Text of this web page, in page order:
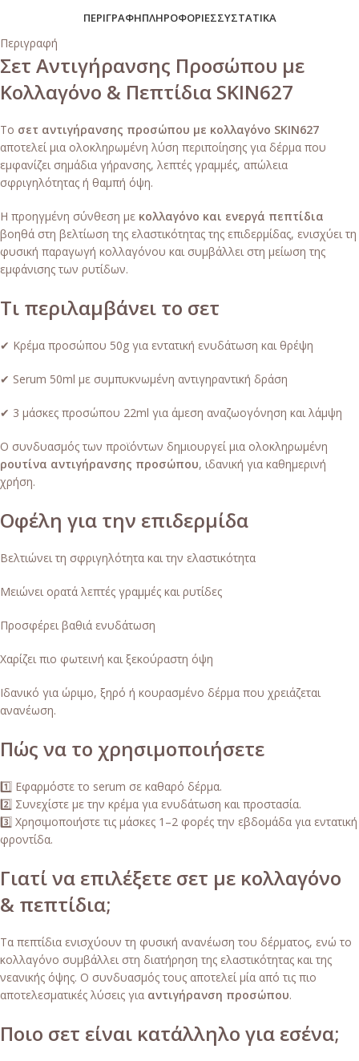
ΠΕΡΙΓΡΑΦΉΠΛΗΡΟΦΟΡΊΕΣΣΥΣΤΑΤΙΚΆ
Περιγραφή
Σετ Αντιγήρανσης Προσώπου με
Κολλαγόνο & Πεπτίδια SKIN627
Το σετ αντιγήρανσης προσώπου με κολλαγόνο SKIN627
αποτελεί μια ολοκληρωμένη λύση περιποίησης για δέρμα που
εμφανίζει σημάδια γήρανσης, λεπτές γραμμές, απώλεια
σφριγηλότητας ή θαμπή όψη.
Η προηγμένη σύνθεση με κολλαγόνο και ενεργά πεπτίδια
βοηθά στη βελτίωση της ελαστικότητας της επιδερμίδας, ενισχύει τη
φυσική παραγωγή κολλαγόνου και συμβάλλει στη μείωση της
εμφάνισης των ρυτίδων.
Τι περιλαμβάνει το σετ
✔ Κρέμα προσώπου 50g για εντατική ενυδάτωση και θρέψη
✔ Serum 50ml με συμπυκνωμένη αντιγηραντική δράση
✔ 3 μάσκες προσώπου 22ml για άμεση αναζωογόνηση και λάμψη
Ο συνδυασμός των προϊόντων δημιουργεί μια ολοκληρωμένη
ρουτίνα αντιγήρανσης προσώπου, ιδανική για καθημερινή
χρήση.
Οφέλη για την επιδερμίδα
Βελτιώνει τη σφριγηλότητα και την ελαστικότητα
Μειώνει ορατά λεπτές γραμμές και ρυτίδες
Προσφέρει βαθιά ενυδάτωση
Χαρίζει πιο φωτεινή και ξεκούραστη όψη
Ιδανικό για ώριμο, ξηρό ή κουρασμένο δέρμα που χρειάζεται
ανανέωση.
Πώς να το χρησιμοποιήσετε
1️⃣ Εφαρμόστε το serum σε καθαρό δέρμα.
2️⃣ Συνεχίστε με την κρέμα για ενυδάτωση και προστασία.
3️⃣ Χρησιμοποιήστε τις μάσκες 1–2 φορές την εβδομάδα για εντατική
φροντίδα.
Γιατί να επιλέξετε σετ με κολλαγόνο
& πεπτίδια;
Τα πεπτίδια ενισχύουν τη φυσική ανανέωση του δέρματος, ενώ το
κολλαγόνο συμβάλλει στη διατήρηση της ελαστικότητας και της
νεανικής όψης. Ο συνδυασμός τους αποτελεί μία από τις πιο
αποτελεσματικές λύσεις για αντιγήρανση προσώπου.
Ποιο σετ είναι κατάλληλο για εσένα;